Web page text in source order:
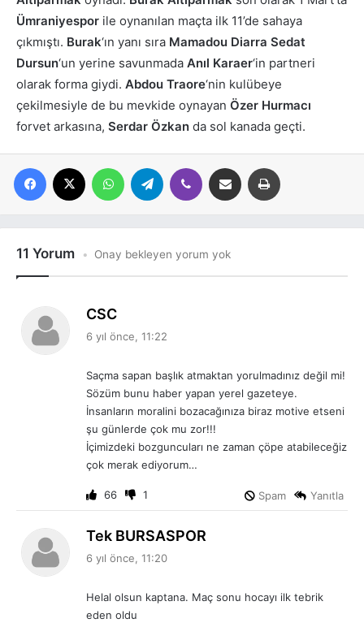
Ümraniyespor ile oynanılan maçta ilk 11’de sahaya
çıkmıştı. Burak‘ın yanı sıra Mamadou Diarra Sedat
Dursun‘un yerine savunmada Anıl Karaer‘in partneri
olarak forma giydi. Abdou Traore‘nin kulübeye
çekilmesiyle de bu mevkide oynayan Özer Hurmacı
forvet arkasına, Serdar Özkan da sol kanada geçti.
Facebook WhatsAppTelegram Viber E-posta ile paylaş
11 Yorum Onay bekleyen yorum yok
CSC
6 yıl önce, 11:22
Saçma sapan başlık atmaktan yorulmadınız değil mi!
Sözüm bunu haber yapan yerel gazeteye.
İnsanların moralini bozacağınıza biraz motive etseni
şu günlerde çok mu zor!!!
İçimizdeki bozguncuları ne zaman çöpe atabileceğiz
çok merak ediyorum…
66 1 Yanıtla
Spam
Tek BURSASPOR
k
6 yıl önce, 11:20
Helal olsun kaptana. Maç sonu hocayı ilk tebrik
eden oldu